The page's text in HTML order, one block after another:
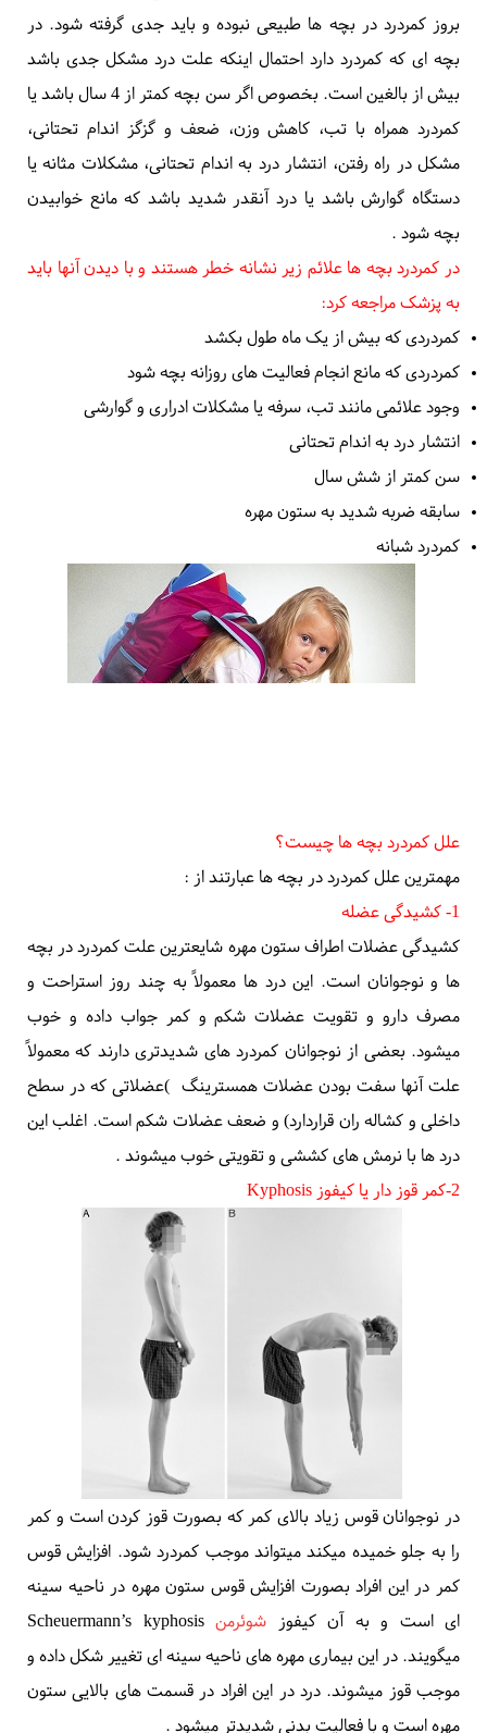
علت کمردرد در بچه ها در غالب اوقات به علت کشیدگی و اسپاسم
عضلات کمر است که آن هم بدنبال انجام فعالیت های ورزشی
است. این درد ها در غالب اوقات با کمی استراحت و بعد از 2-1
هفته از بین میرود. کمردرد در بچه وقتی بیش از یک ماه طول
بروز کمردرد در بچه ها طبیعی نبوده و باید جدی گرفته شود. در
بچه ای که کمردرد دارد احتمال اینکه علت درد مشکل جدی باشد
کمردرد همراه با تب، کاهش وزن، ضعف و گزگز اندام تحتانی،
مشکل در راه رفتن، انتشار درد به اندام تحتانی، مشکلات مثانه یا
دستگاه گوارش باشد یا درد آنقدر شدید باشد که مانع خوابیدن
بچه شود
.
در کمردرد بچه ها علائم زیر نشانه خطر هستند و با دیدن آنها باید
به پزشک مراجعه کرد:
کمردردی که بیش از یک ماه طول بکشد
کمردردی که مانع انجام فعالیت های روزانه بچه شود
وجود علائمی مانند تب، سرفه یا مشکلات ادراری و گوارشی
انتشار درد به اندام تحتانی
علل کمردرد بچه ها چیست؟
مهمترین علل کمردرد در بچه ها عبارتند از
کشیدگی عضلات اطراف ستون مهره شایعترین علت کمردرد در بچه
ها و نوجوانان است. این درد ها معمولاً به چند روز استراحت و
مصرف دارو و تقویت عضلات شکم و کمر جواب داده و خوب
میشود. بعضی از نوجوانان کمردرد های شدیدتری دارند که معمولاً
علت آنها سفت بودنعضلات همسترینگ (عضلاتی که در سطح
داخلی و کشاله ران قراردارد) و ضعف عضلات شکم است. اغلب این
درد ها با نرمش های کششی و تقویتی خوب میشوند
کیفوز Kyphosis